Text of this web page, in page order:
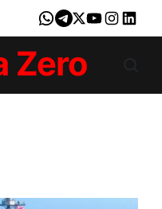
Whatsapp
Telegram
X YoutubeInstagram